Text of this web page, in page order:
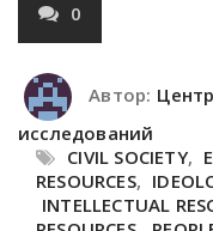
0
Автор:
исследований
CIVIL SOCIETY,
RESOURCES,
INTELLECTUAL